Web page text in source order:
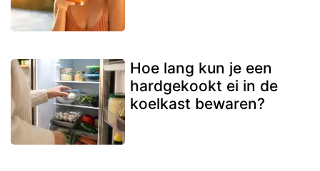
Hoe lang kun je een
hardgekookt ei in de
koelkast bewaren?